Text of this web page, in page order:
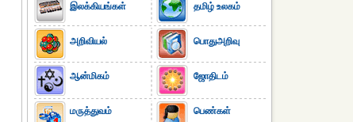
இலக்கியங்கள்
அறிவியல்
ஆன்மிகம்
மருத்துவம்
தமிழ் உலகம்
பொதுஅறிவு
ஜோதிடம்
பெண்கள்